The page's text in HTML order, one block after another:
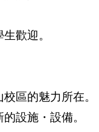
歡迎。
區的魅力所在。
設施・設備。